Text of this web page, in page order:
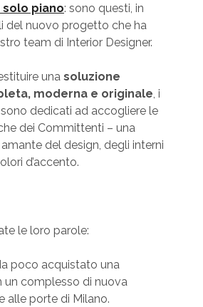
solo piano: sono questi, in
del nuovo progetto che ha
team di Interior Designer.
una soluzione
moderna e originale, i
dedicati ad accogliere le
dei Committenti – una
del design, degli interni
d’accento.
le loro parole:
poco acquistato una
un complesso di nuova
alle porte di Milano.